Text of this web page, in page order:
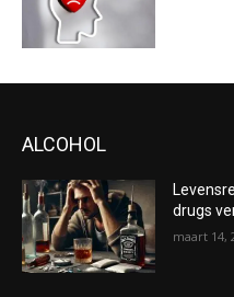
ALCOHOL
drugs
maart 14,